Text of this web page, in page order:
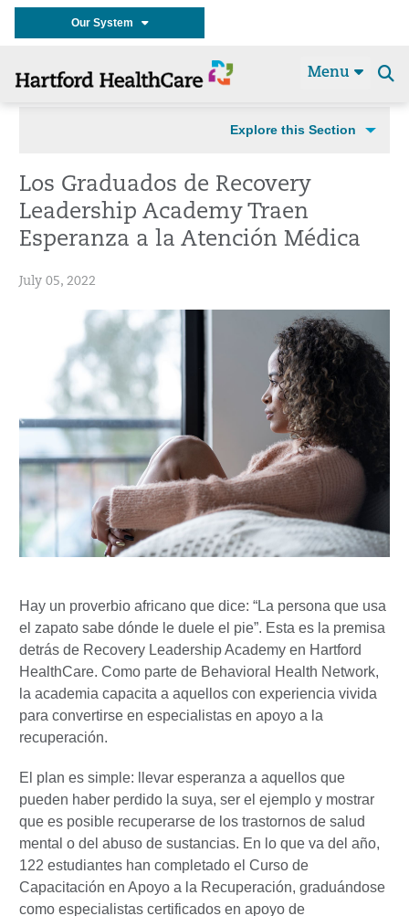
Our System
Menu
Explore this Section
Los Graduados de Recovery
Leadership Academy Traen
Esperanza a la Atención Médica
July 05, 2022
Hay un proverbio africano que dice: “La persona que usa
el zapato sabe dónde le duele el pie”. Esta es la premisa
detrás de Recovery Leadership Academy en Hartford
HealthCare. Como parte de Behavioral Health Network,
la academia capacita a aquellos con experiencia vivida
para convertirse en especialistas en apoyo a la
recuperación.
El plan es simple: llevar esperanza a aquellos que
pueden haber perdido la suya, ser el ejemplo y mostrar
que es posible recuperarse de los trastornos de salud
mental o del abuso de sustancias. En lo que va del año,
122 estudiantes han completado el Curso de
Capacitación en Apoyo a la Recuperación, graduándose
como especialistas certificados en apoyo de